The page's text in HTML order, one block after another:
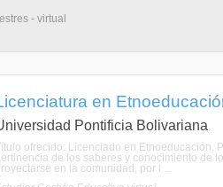
- virtual
en
Pontificia Bolivariana
ofrecido: Licenciado en Etnoeducación.
de los saberes y conocimiento de
en la comunidad, por l ...